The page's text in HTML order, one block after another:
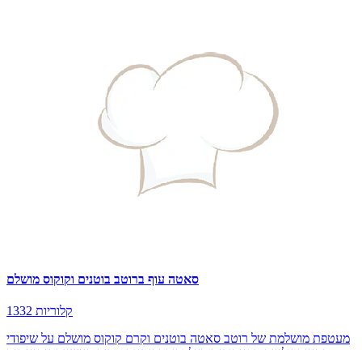
סאטה עוף ברוטב בוטנים וקוקוס מושלם
1332 קלוריות
מעטפת מושלמת של רוטב סאטה בוטנים וקרם קוקוס מושלם על שיפודי